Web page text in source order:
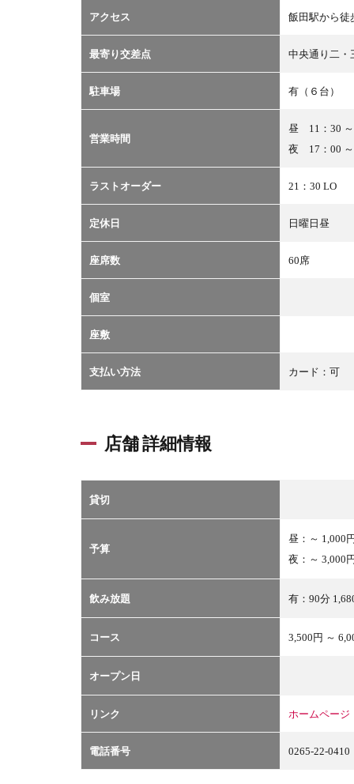
情
報
3
4
約・
せ
5
ク
ー
ン
アクセス 飯田駅から徒
最寄り交差点 中央通り二・
駐車場 有（６台）
営業時間
昼 11：30 ～
夜 17：00 ～
ラストオーダー 21：30 LO
定休日 日曜日昼
座席数 60席
個室
座敷
支払い方法 カード：可
店舗 詳細情報
貸切
予算
昼：～ 1,000
夜：～ 3,000
飲み放題 有：90分
コース 3,500円 ～
オープン日
リンク ホームページ
電話番号 0265-22-0410